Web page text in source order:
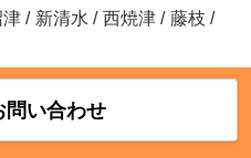
津 / 新清水 / 西焼津 / 藤枝 /
問い合わせ